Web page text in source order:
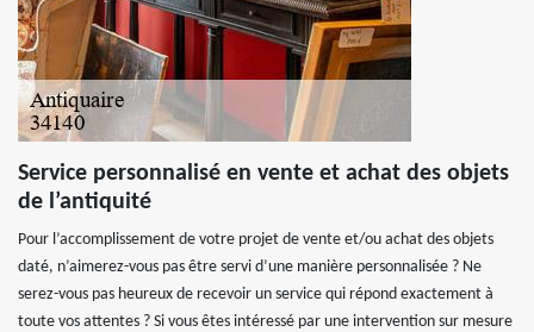
Service personnalisé en vente et achat des objets
de l’antiquité
Pour l’accomplissement de votre projet de vente et/ou achat des objets
daté, n’aimerez-vous pas être servi d’une manière personnalisée ? Ne
serez-vous pas heureux de recevoir un service qui répond exactement à
toute vos attentes ? Si vous êtes intéressé par une intervention sur mesure